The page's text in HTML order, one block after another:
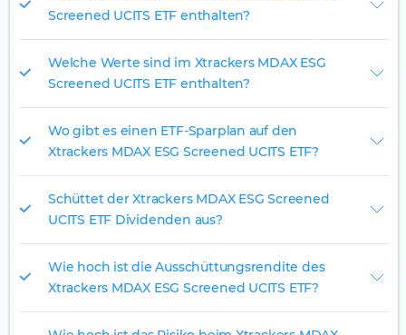
Screened UCITS ETF enthalten?
Welche Werte sind im Xtrackers MDAX ESG
Screened UCITS ETF enthalten?
Wo gibt es einen ETF-Sparplan auf den
Xtrackers MDAX ESG Screened UCITS ETF?
Schüttet der Xtrackers MDAX ESG Screened
UCITS ETF Dividenden aus?
Wie hoch ist die Ausschüttungsrendite des
Xtrackers MDAX ESG Screened UCITS ETF?